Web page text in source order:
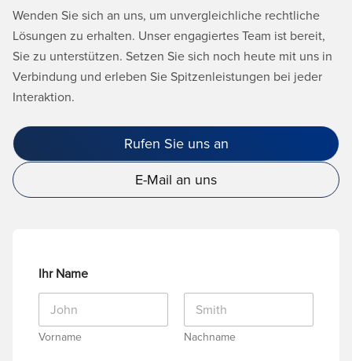
Wenden Sie sich an uns, um unvergleichliche rechtliche
Lösungen zu erhalten. Unser engagiertes Team ist bereit,
Sie zu unterstützen. Setzen Sie sich noch heute mit uns in
Verbindung und erleben Sie Spitzenleistungen bei jeder
Interaktion.
Rufen Sie uns an
E-Mail an uns
Ihr Name
Vorname Nachname